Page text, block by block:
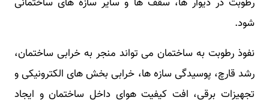
شود.
نفوذ رطوبت به ساختمان می ‌تواند منجر به خرابی ساختمان،
رشد قارچ، پوسیدگی سازه ‌ها، خرابی بخش های الکترونیکی و
تجهیزات برقی، افت کیفیت هوای داخل ساختمان و ایجاد